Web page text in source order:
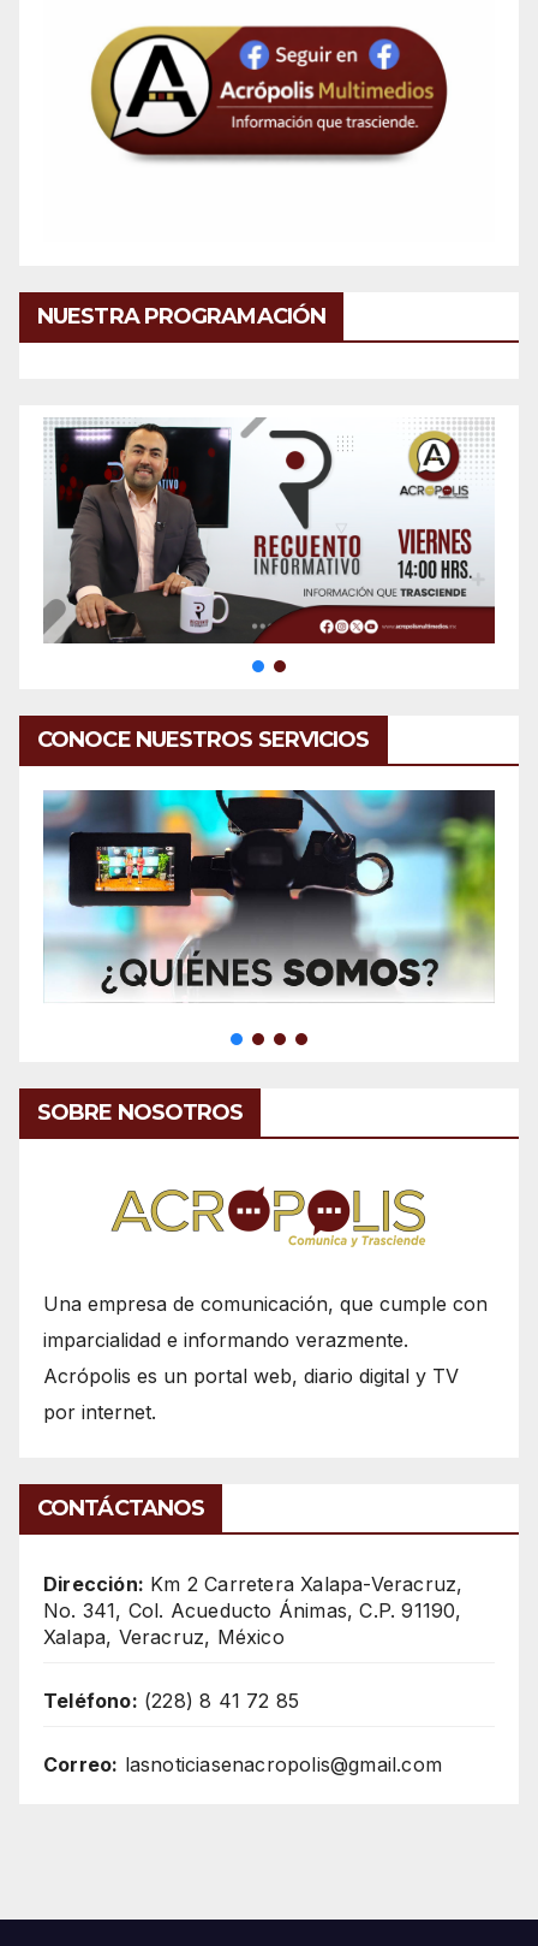
NUESTRA PROGRAMACIÓN
CONOCE NUESTROS SERVICIOS
SOBRE NOSOTROS
Una empresa de comunicación, que cumple con
imparcialidad e informando verazmente.
Acrópolis es un portal web, diario digital y TV
por internet.
CONTÁCTANOS
Dirección: Km 2 Carretera Xalapa-Veracruz,
No. 341, Col. Acueducto Ánimas, C.P. 91190,
Xalapa, Veracruz, México
Teléfono: (228) 8 41 72 85
Correo: lasnoticiasenacropolis@gmail.com